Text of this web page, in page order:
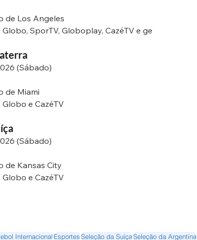
de Los Angeles
Globo, SporTV, Globoplay, CazéTV e ge
(Sábado)
de Miami
Globo e CazéTV
(Sábado)
de Kansas City
Globo e CazéTV
Internacional EsportesSeleção da SuíçaSeleção da Argentina